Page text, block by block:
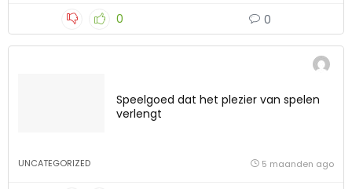
0 0
Speelgoed dat het plezier van spelen
verlengt
UNCATEGORIZED 5 maanden ago